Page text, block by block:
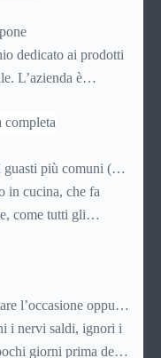
succede dietro
ti costa davvero)
su come
dedicato ai prodotti
L’azienda è
e simbolo di
più comuni (e
in cucina, che fa
come tutti gli
ai principali guasti e
cercare di
e risparmiando
l’occasione oppure
i nervi saldi, ignori i
giorni prima della